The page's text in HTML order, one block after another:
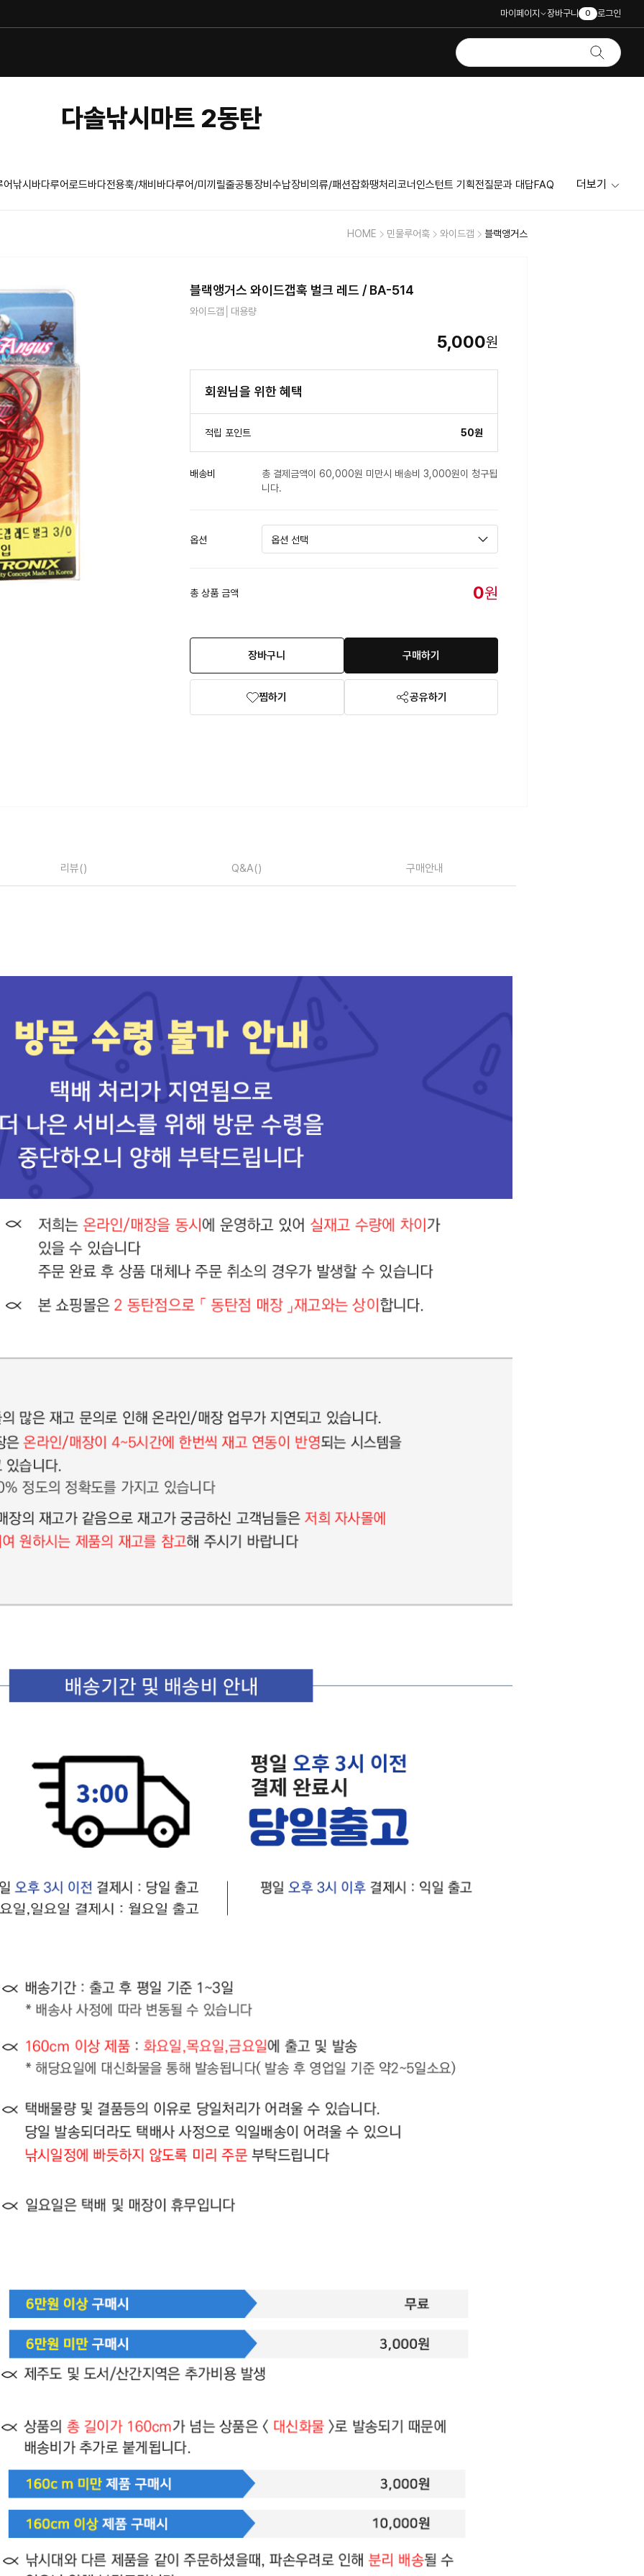
마이페이지 장바구니 0 로그인
다솔낚시마트 2동탄
낚시 바다루어로드바다전용훅/채비 바다루어/미끼 릴줄공통장비 수납장비 의류/패션잡화땡처리코너 인스턴트 기획전질문과 대답FAQ 더보기
HOME 민물루어훅 와이드갭 블랙앵거스
블랙앵거스 와이드갭훅 벌크 레드 / BA-514
와이드갭│대용량
5,000원
회원님을 위한 혜택
적립 포인트 50원
배송비
총 결제금액이 60,000원 미만시 배송비 3,000원이 청구됩
니다.
옵션
총 상품 금액 0원
장바구니 구매하기
찜하기 공유하기
리뷰() Q&A() 구매안내